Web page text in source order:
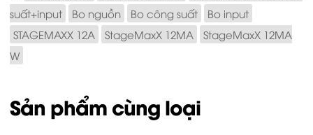
suất+input
Bo nguồn Bo công suất
Bo input
STAGEMAXX 12A
StageMaxX 12MA
StageMaxX 12MA
W
Sản phẩm cùng loại